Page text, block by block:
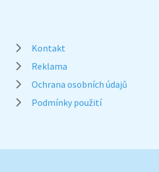
Kontakt
Reklama
Ochrana osobních údajů
Podmínky použití